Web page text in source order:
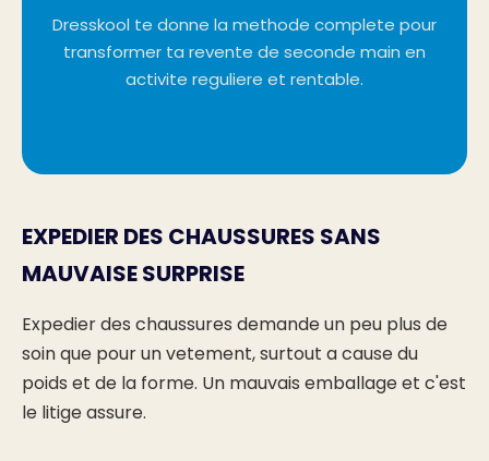
Dresskool te donne la methode complete pour
transformer ta revente de seconde main en
activite reguliere et rentable.
EXPEDIER DES CHAUSSURES SANS
MAUVAISE SURPRISE
Expedier des chaussures demande un peu plus de
soin que pour un vetement, surtout a cause du
poids et de la forme. Un mauvais emballage et c'est
le litige assure.